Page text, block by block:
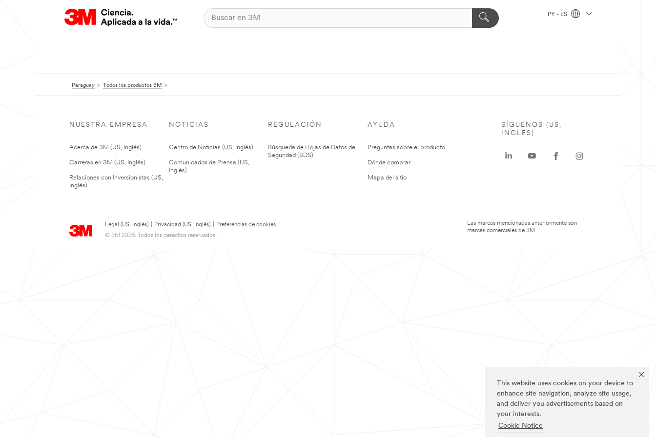
This website uses cookies on your device to
enhance site navigation, analyze site usage,
and deliver you advertisements based on
your interests.
Cookie Notice
PY - ES
Paraguay Todos los productos 3M
NUESTRA EMPRESA
Acerca de 3M (US, Inglés)
Carreras en 3M (US, Inglés)
Relaciones con Inversionistas (US,
Inglés)
NOTICIAS
Centro de Noticias (US, Inglés)
Comunicados de Prensa (US,
Inglés)
REGULACIÓN
Búsqueda de Hojas de Datos de
Seguridad (SDS)
AYUDA
Preguntas sobre el producto
Dónde comprar
Mapa del sitio
Legal (US, Inglés) Privacidad (US, Inglés)
Preferencias de cookies
© 3M 2026. Todos los derechos reservados..
SÍGUENOS (US,
INGLÉS)
Las marcas mencionadas anteriormente son
marcas comerciales de 3M.